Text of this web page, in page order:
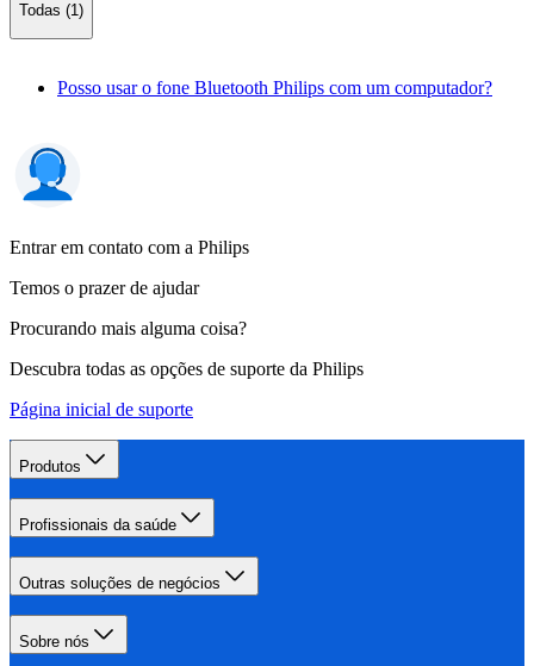
Todas (1)
Posso usar o fone Bluetooth Philips com um computador?
Entrar em contato com a Philips
Temos o prazer de ajudar
Procurando mais alguma coisa?
Descubra todas as opções de suporte da Philips
Página inicial de suporte
Produtos
Profissionais da saúde
Outras soluções de negócios
Sobre nós